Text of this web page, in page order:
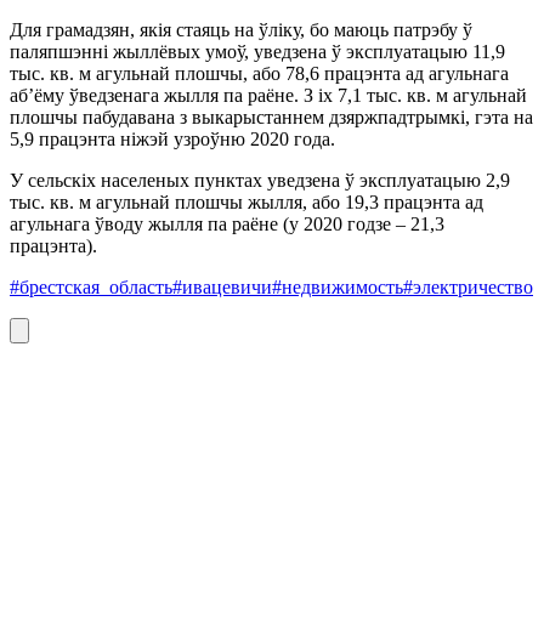
Для грамадзян, якія стаяць на ўліку, бо маюць патрэбу ў
паляпшэнні жыллёвых умоў, уведзена ў эксплуатацыю 11,9
тыс. кв. м агульнай плошчы, або 78,6 працэнта ад агульнага
аб’ёму ўведзенага жылля па раёне. З іх 7,1 тыс. кв. м агульнай
плошчы пабудавана з выкарыстаннем дзяржпадтрымкі, гэта на
5,9 працэнта ніжэй узроўню 2020 года.
У сельскіх населеных пунктах уведзена ў эксплуатацыю 2,9
тыс. кв. м агульнай плошчы жылля, або 19,3 працэнта ад
агульнага ўводу жылля па раёне (у 2020 годзе – 21,3
працэнта).
#брестская_область#ивацевичи#недвижимость#электричество